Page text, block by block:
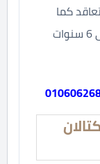
مقدم تعاقد كما
يتم تقسيط المتبقي من المبلغ على 6 سنوات